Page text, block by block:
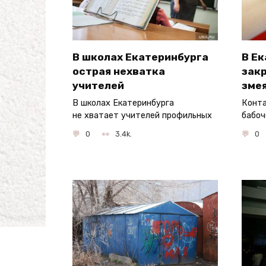
В школах Екатеринбурга
острая нехватка
учителей
В школах Екатеринбурга
не хватает учителей профильных
0 3.4k.
В
0